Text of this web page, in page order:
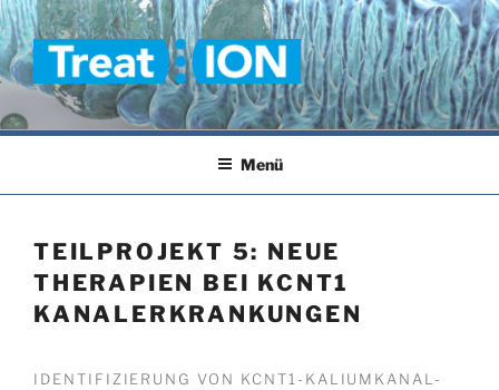
Zum
Inhalt
springen
TREAT-ION
Menü
TEILPROJEKT 5: NEUE
THERAPIEN BEI KCNT1
KANALERKRANKUNGEN
IDENTIFIZIERUNG VON KCNT1-KALIUMKANAL-